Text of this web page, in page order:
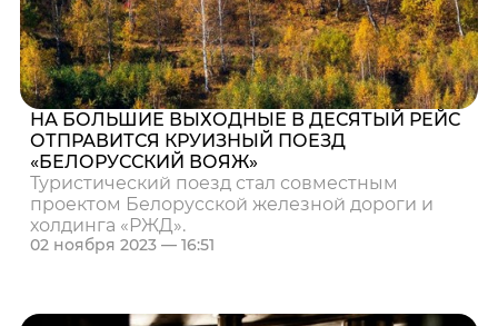
НА БОЛЬШИЕ ВЫХОДНЫЕ В ДЕСЯТЫЙ РЕЙС
ОТПРАВИТСЯ КРУИЗНЫЙ ПОЕЗД
«БЕЛОРУССКИЙ ВОЯЖ»
Туристический поезд стал совместным
проектом Белорусской железной дороги и
холдинга «РЖД».
02 ноября 2023 — 16:51